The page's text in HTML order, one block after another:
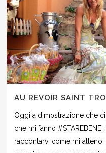
AU REVOIR SAINT
Oggi a dimostrazione che
che mi fanno #STAREBENE
raccontarvi come mi alleno,